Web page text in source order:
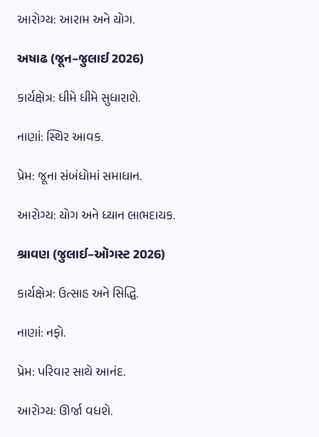
આરોગ્ય: આરામ અને યોગ.
અષાઢ (જૂન–જુલાઈ 2026)
કાર્યક્ષેત્ર: ધીમે ધીમે સુધારાશે.
નાણાં: સ્થિર આવક.
પ્રેમ: જૂના સંબંધોમાં સમાધાન.
આરોગ્ય: યોગ અને ધ્યાન લાભદાયક.
શ્રાવણ (જુલાઈ–ઑગસ્ટ 2026)
કાર્યક્ષેત્ર: ઉત્સાહ અને સિદ્ધિ.
નાણાં: નફો.
પ્રેમ: પરિવાર સાથે આનંદ.
આરોગ્ય: ઊર્જા વધશે.